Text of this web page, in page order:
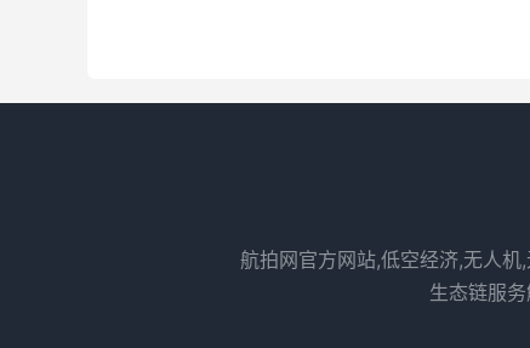
航拍网官方网站,低空经济,无人
生态链服